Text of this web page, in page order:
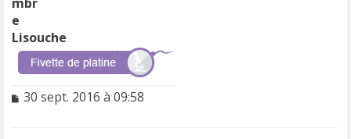
Lisouche
M
30 sept. 2016 à 09:58